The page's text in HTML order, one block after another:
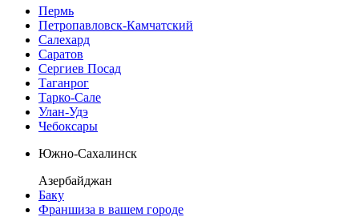
Пермь
Петропавловск-Камчатский
Салехард
Саратов
Сергиев Посад
Таганрог
Тарко-Сале
Улан-Удэ
Чебоксары
Южно-Сахалинск
Азербайджан
Баку
Франшиза в вашем городе